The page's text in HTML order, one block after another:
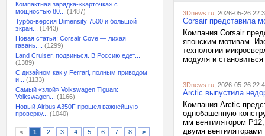
Компактная зарядка-«карточка» с
мощностью 80...
(1487)
Турбо-версия Dimensity 7500 и большой
экран...
(1443)
Новая статья: Corsair Cove — лихая
гавань....
(1299)
Land Cruiser, подвинься. В Россию едет...
(1389)
С дизайном как у Ferrari, полным приводом
и...
(1133)
Самый «злой» Volkswagen Tiguan:
Volkswagen...
(1166)
Новый Airbus A350F прошел важнейшую
проверку...
(1040)
< 1 2 3 4 5 6 7 8 >
3Dnews.ru , 2026-05-26
Corsair представила
Компания Corsair
японским мотивам.
технологии
модуля и
3Dnews.ru , 2026-05-26
Arctic выпустила
Компания Arctic
однобашенную
мм вентилятором
двумя